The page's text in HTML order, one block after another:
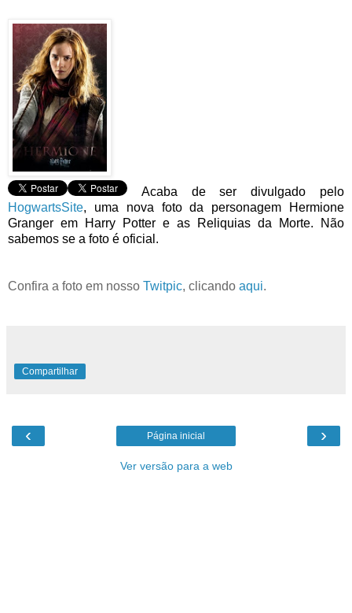
Acaba de ser divulgado pelo
HogwartsSite, uma nova foto da personagem Hermione
Granger em Harry Potter e as Reliquias da Morte. Não
sabemos se a foto é oficial.
Confira a foto em nosso Twitpic, clicando aqui.
Compartilhar
‹ ›
Página inicial
Ver versão para a web